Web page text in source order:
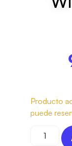
Producto
puede